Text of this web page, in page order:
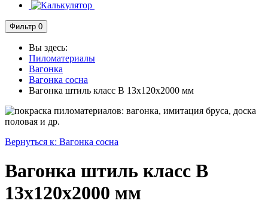
Фильтр 0
Вы здесь:
Пиломатериалы
Вагонка
Вагонка сосна
Вагонка штиль класс В 13x120x2000 мм
Вернуться к: Вагонка сосна
Вагонка штиль класс В
13x120x2000 мм